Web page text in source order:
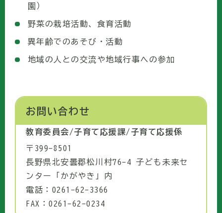
園）
野菜の栽培活動、食育活動
異年齢でのあそび・活動
地域の人との交流や地域行事への参加
お問い合わせ
教育委員会/子育て応援課/子育て応援係
〒399-8501
長野県北安曇郡松川村76-4 子ども未来セ
ンター「かがやき」内
電話：0261-62-3366
FAX：0261-62-0234